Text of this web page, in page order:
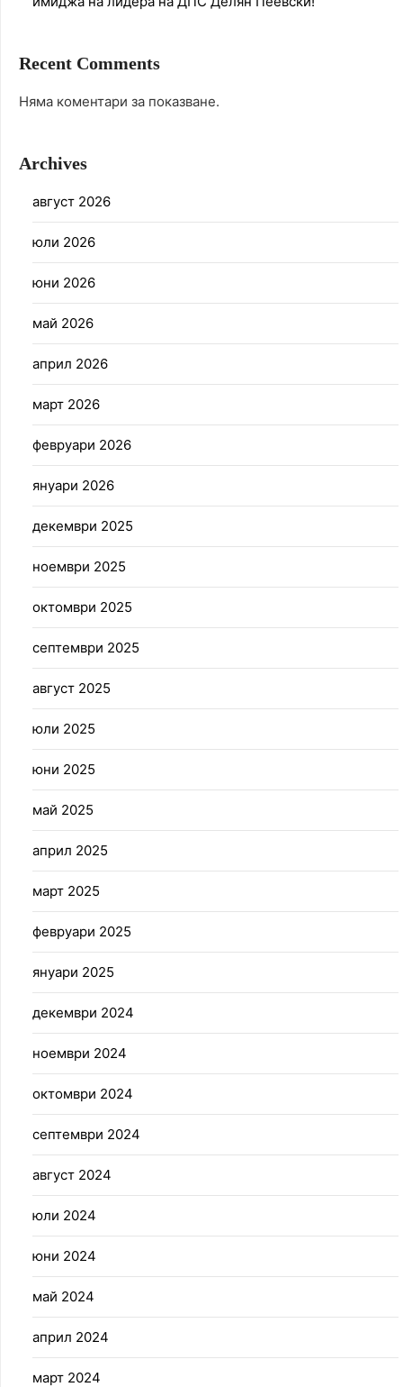
Recent Comments
Няма коментари за показване.
Archives
август 2026
юли 2026
юни 2026
май 2026
април 2026
март 2026
февруари 2026
януари 2026
декември 2025
ноември 2025
октомври 2025
септември 2025
август 2025
юли 2025
юни 2025
май 2025
април 2025
март 2025
февруари 2025
януари 2025
декември 2024
ноември 2024
октомври 2024
септември 2024
август 2024
юли 2024
юни 2024
май 2024
април 2024
март 2024